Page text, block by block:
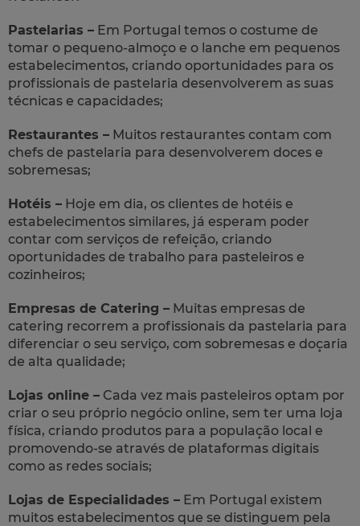
Pastelarias – Em Portugal temos o costume de
tomar o pequeno-almoço e o lanche em pequenos
estabelecimentos, criando oportunidades para os
profissionais de pastelaria desenvolverem as suas
técnicas e capacidades;
Restaurantes – Muitos restaurantes contam com
chefs de pastelaria para desenvolverem doces e
sobremesas;
Hotéis – Hoje em dia, os clientes de hotéis e
estabelecimentos similares, já esperam poder
contar com serviços de refeição, criando
oportunidades de trabalho para pasteleiros e
cozinheiros;
Empresas de Catering – Muitas empresas de
catering recorrem a profissionais da pastelaria para
diferenciar o seu serviço, com sobremesas e doçaria
de alta qualidade;
Lojas online – Cada vez mais pasteleiros optam por
criar o seu próprio negócio online, sem ter uma loja
física, criando produtos para a população local e
promovendo-se através de plataformas digitais
como as redes sociais;
Lojas de Especialidades – Em Portugal existem
muitos estabelecimentos que se distinguem pela